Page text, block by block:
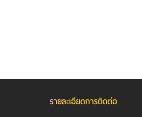
รายละเอียดการติดต่อ